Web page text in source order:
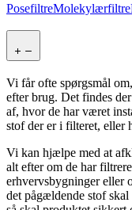
PosefiltreMolekylærfiltre
Vi får ofte spørgsmål
efter brug. Det findes
af, hvor de har været
stof der er i filteret, eller
Vi kan hjælpe med at
alt efter om de har
erhvervsbygninger eller
det pågældende stof